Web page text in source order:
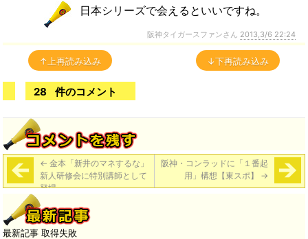
日本シリーズで会えるといいですね。
阪神タイガースファンさん 2013,3/6 22:24
↑上再読み込み ↓下再読み込み
28 件のコメント
← 金本「新井のマネするな」
新人研修会に特別講師として
登場
阪神・コンラッドに「１番起
用」構想【東スポ】 →
最新記事 取得失敗